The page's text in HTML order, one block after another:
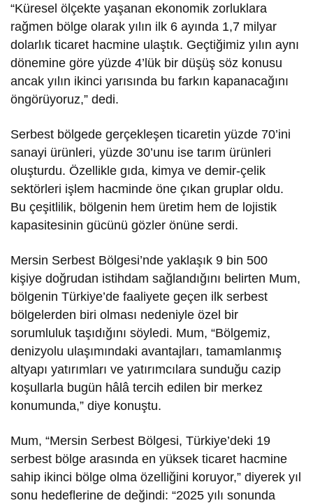
“Küresel ölçekte yaşanan ekonomik zorluklara
rağmen bölge olarak yılın ilk 6 ayında 1,7 milyar
dolarlık ticaret hacmine ulaştık. Geçtiğimiz yılın aynı
dönemine göre yüzde 4’lük bir düşüş söz konusu
ancak yılın ikinci yarısında bu farkın kapanacağını
öngörüyoruz,” dedi.
Serbest bölgede gerçekleşen ticaretin yüzde 70’ini
sanayi ürünleri, yüzde 30’unu ise tarım ürünleri
oluşturdu. Özellikle gıda, kimya ve demir-çelik
sektörleri işlem hacminde öne çıkan gruplar oldu.
Bu çeşitlilik, bölgenin hem üretim hem de lojistik
kapasitesinin gücünü gözler önüne serdi.
Mersin Serbest Bölgesi’nde yaklaşık 9 bin 500
kişiye doğrudan istihdam sağlandığını belirten Mum,
bölgenin Türkiye’de faaliyete geçen ilk serbest
bölgelerden biri olması nedeniyle özel bir
sorumluluk taşıdığını söyledi. Mum, “Bölgemiz,
denizyolu ulaşımındaki avantajları, tamamlanmış
altyapı yatırımları ve yatırımcılara sunduğu cazip
koşullarla bugün hâlâ tercih edilen bir merkez
konumunda,” diye konuştu.
Mum, “Mersin Serbest Bölgesi, Türkiye’deki 19
serbest bölge arasında en yüksek ticaret hacmine
sahip ikinci bölge olma özelliğini koruyor,” diyerek yıl
sonu hedeflerine de değindi: “2025 yılı sonunda